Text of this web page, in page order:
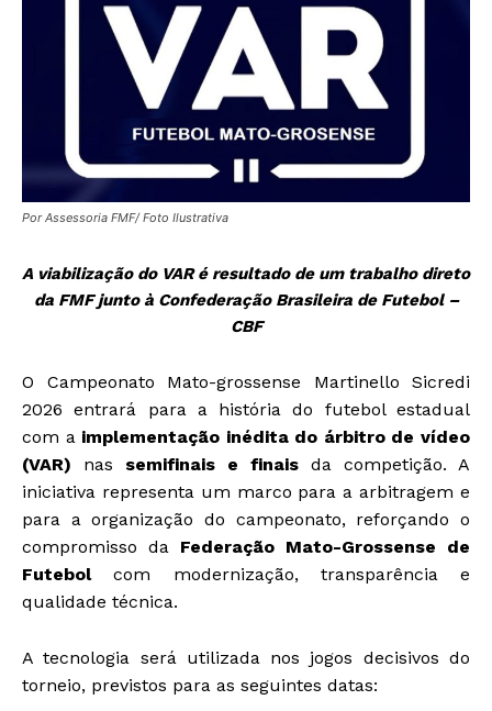
Por Assessoria FMF/ Foto Ilustrativa
A viabilização do VAR é resultado de um trabalho direto
da FMF junto à Confederação Brasileira de Futebol –
CBF
O Campeonato Mato-grossense Martinello Sicredi
2026 entrará para a história do futebol estadual
com a implementação inédita do árbitro de vídeo
(VAR) nas semifinais e finais da competição. A
iniciativa representa um marco para a arbitragem e
para a organização do campeonato, reforçando o
compromisso da Federação Mato-Grossense de
Futebolcom modernização, transparência e
qualidade técnica.
A tecnologia será utilizada nos jogos decisivos do
torneio, previstos para as seguintes datas: